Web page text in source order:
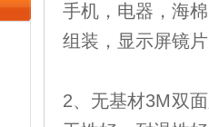
手机，电器，海
组装，显示屏镜
2、无基材3M双